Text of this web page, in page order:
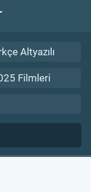
Altyazılı
Filmleri